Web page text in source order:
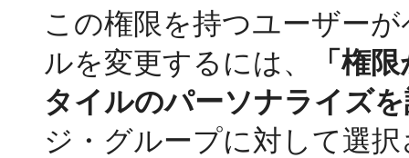
この権限を持つユーザー
ルを変更するには、
「権
タイルのパーソナライズ
ジ・グループに対して選